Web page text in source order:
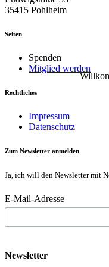
35415 Pohlheim
Seiten
Spenden
Mitglied werden
Rechtliches
Impressum
Datenschutz
Zum Newsletter anmelden
Ja, ich will den Newsletter mit
E-Mail-Adresse
Newsletter